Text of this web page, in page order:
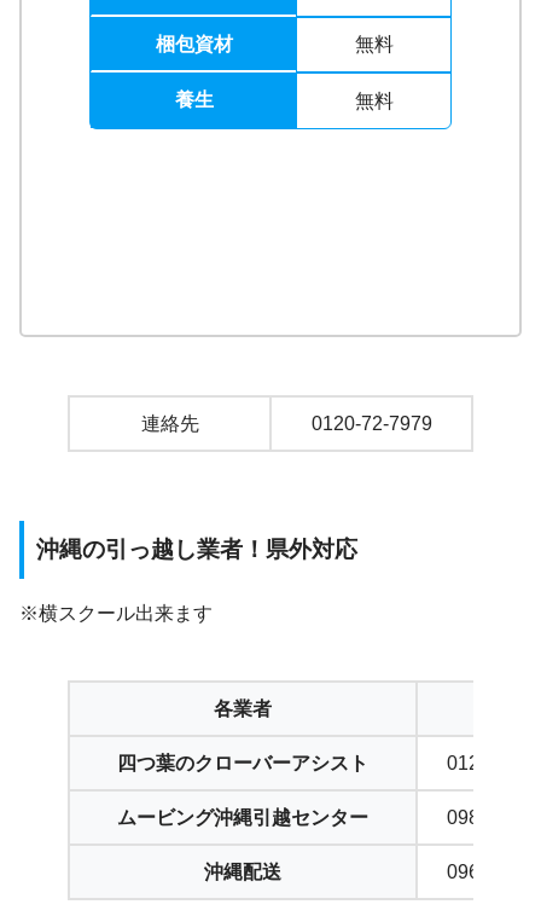
梱包資材 無料
養生 無料
連絡先 0120-72-7979
沖縄の引っ越し業者！県外対応
※横スクール出来ます
各業者
四つ葉のクローバーアシスト 0120-021-
ムービング沖縄引越センター 098-876-
沖縄配送 096-365-